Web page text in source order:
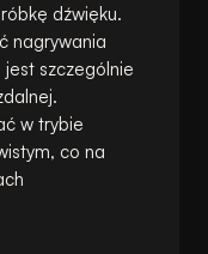
dźwięku.
nagrywania
szczególnie
w trybie
co na